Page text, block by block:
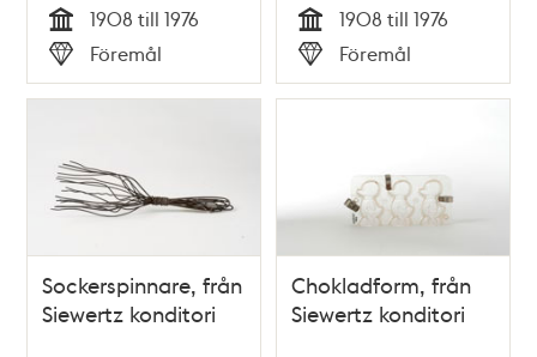
Tid
1908 till 1976
Typ
Föremål Tid
1908 till 1976
Typ
Föremål
Sockerspinnare, från
Siewertz konditori
Chokladform, från
Siewertz konditori